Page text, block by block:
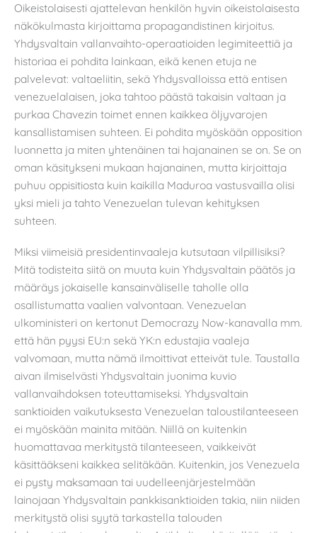
Oikeistolaisesti ajattelevan henkilön hyvin oikeistolaisesta
näkökulmasta kirjoittama propagandistinen kirjoitus.
Yhdysvaltain vallanvaihto-operaatioiden legimiteettiä ja
historiaa ei pohdita lainkaan, eikä kenen etuja ne
palvelevat: valtaeliitin, sekä Yhdysvalloissa että entisen
venezuelalaisen, joka tahtoo päästä takaisin valtaan ja
purkaa Chavezin toimet ennen kaikkea öljyvarojen
kansallistamisen suhteen. Ei pohdita myöskään opposition
luonnetta ja miten yhtenäinen tai hajanainen se on. Se on
oman käsitykseni mukaan hajanainen, mutta kirjoittaja
puhuu oppisitiosta kuin kaikilla Maduroa vastusvailla olisi
yksi mieli ja tahto Venezuelan tulevan kehityksen
suhteen.
Miksi viimeisiä presidentinvaaleja kutsutaan vilpillisiksi?
Mitä todisteita siitä on muuta kuin Yhdysvaltain päätös ja
määräys jokaiselle kansainväliselle taholle olla
osallistumatta vaalien valvontaan. Venezuelan
ulkoministeri on kertonut Democrazy Now-kanavalla mm.
että hän pyysi EU:n sekä YK:n edustajia vaaleja
valvomaan, mutta nämä ilmoittivat etteivät tule. Taustalla
aivan ilmiselvästi Yhdysvaltain juonima kuvio
vallanvaihdoksen toteuttamiseksi. Yhdysvaltain
sanktioiden vaikutuksesta Venezuelan taloustilanteeseen
ei myöskään mainita mitään. Niillä on kuitenkin
huomattavaa merkitystä tilanteeseen, vaikkeivät
käsittääkseni kaikkea selitäkään. Kuitenkin, jos Venezuela
ei pysty maksamaan tai uudelleenjärjestelmään
lainojaan Yhdysvaltain pankkisanktioiden takia, niin niiden
merkitystä olisi syytä tarkastella talouden